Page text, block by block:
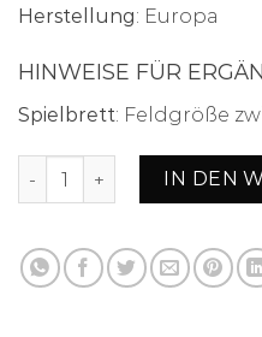
Herstellung: Europa
HINWEISE FÜR
Spielbrett: Feldgröße
Schachset aus Kunstharz
IN DEN